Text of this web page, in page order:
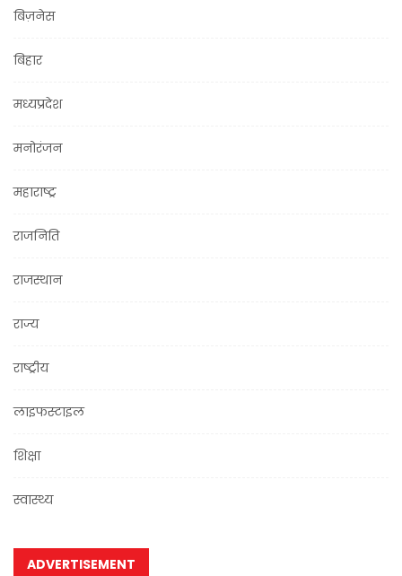
बिज़नेस
बिहार
मध्यप्रदेश
मनोरंजन
महाराष्ट्र
राजनिति
राजस्थान
राज्य
राष्ट्रीय
लाइफस्टाइल
शिक्षा
स्वास्थ्य
ADVERTISEMENT